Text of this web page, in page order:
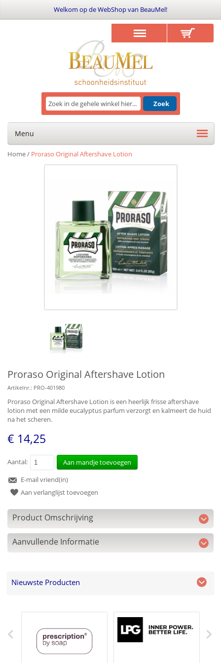
Welkom op de WebShop van BeauMel!
Zoek
Menu
Home/ Proraso Original Aftershave Lotion
Proraso Original Aftershave Lotion
Artikelnr.: PRO-401980
Proraso Original Aftershave Lotion is een heerlijk frisse aftershave
lotion met een milde eucalyptus parfum verzorgt en kalmeert de huid
na het scheren.
€ 14,25
Aantal:
Aan mandje toevoegen
E-mail vriend(in)
Aan verlanglijst toevoegen
Product Omschrijving
Aanvullende Informatie
Nieuwste Producten